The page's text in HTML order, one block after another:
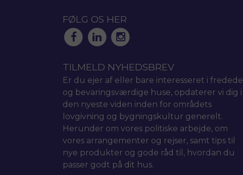
FØLG OS HER
TILMELD NYHEDSBREV
Er du ejer af eller bare interesseret i fredede
og bevaringsværdige huse, opdaterer vi dig i
den nyeste viden inden for områdets
lovgivning og bygningskultur generelt.
Herunder om vores politiske arbejde, om
vores arrangementer og rejser, samt tips til
nye produkter og gode råd til, hvordan du
passer godt på dit hus.